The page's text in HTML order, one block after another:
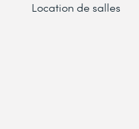
Location de salles